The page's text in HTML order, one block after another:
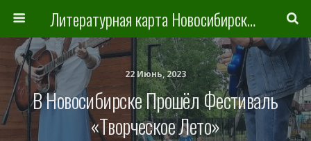
Литературная карта Новосибирска и Новосибирской области
22 Июнь, 2023
В Новосибирске Прошёл Фестиваль
«Творческое Лето»